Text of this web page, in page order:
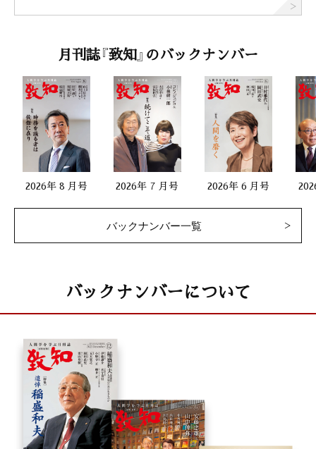
月刊誌『致知』のバックナンバー
2026年 8 月号 2026年 7 月号 2026年 6 月号
バックナンバー一覧
バックナンバーについて